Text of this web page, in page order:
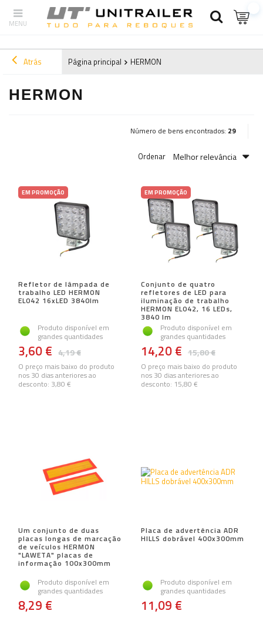
Atrás Página principal HERMON
HERMON
Número de bens encontrados: 29
Ordenar Melhor relevância
EM PROMOÇÃO
Refletor de lâmpada de
trabalho LED HERMON
EL042 16xLED 3840lm
Produto disponível em
grandes quantidades
4,19 €
3,60 €
O preço mais baixo do produto
nos 30 dias anteriores ao
desconto: 3,80 €
EM PROMOÇÃO
Conjunto de quatro
refletores de LED para
iluminação de trabalho
HERMON EL042, 16 LEDs,
3840 lm
Produto disponível em
grandes quantidades
15,80 €
14,20 €
O preço mais baixo do produto
nos 30 dias anteriores ao
desconto: 15,80 €
Um conjunto de duas
placas longas de marcação
de veículos HERMON
"LAWETA" placas de
informação 100x300mm
Produto disponível em
grandes quantidades
8,29 €
Placa de advertência ADR
HILLS dobrável 400x300mm
Produto disponível em
grandes quantidades
11,09 €